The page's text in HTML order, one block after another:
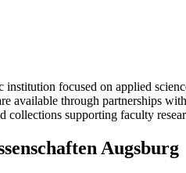
focused on applied
available through partnerships
collections supporting faculty
Augsburg